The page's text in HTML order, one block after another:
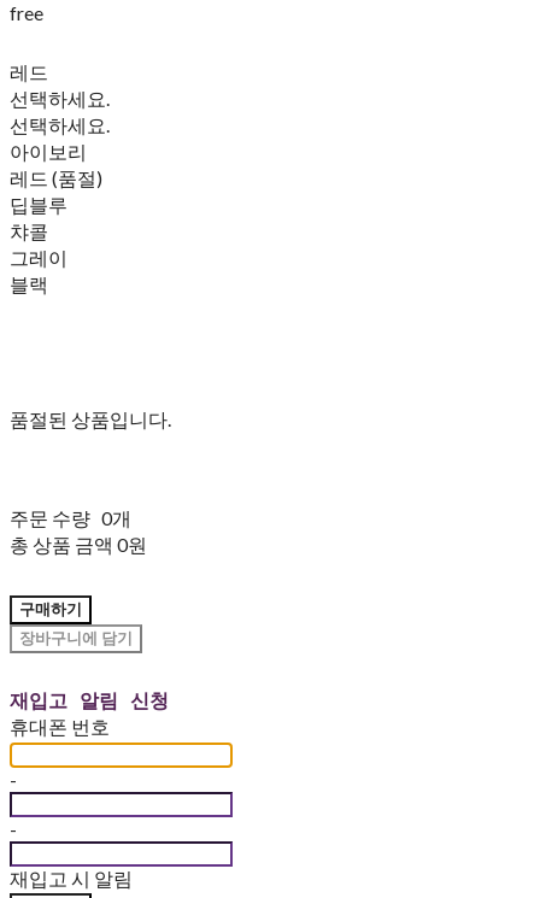
free
레드
선택하세요.
선택하세요.
아이보리
레드 (품절)
딥블루
챠콜
그레이
블랙
품절된 상품입니다.
주문 수량 0개
총 상품 금액 0원
구매하기
장바구니에 담기
재입고 알림 신청
휴대폰 번호
-
-
재입고 시 알림